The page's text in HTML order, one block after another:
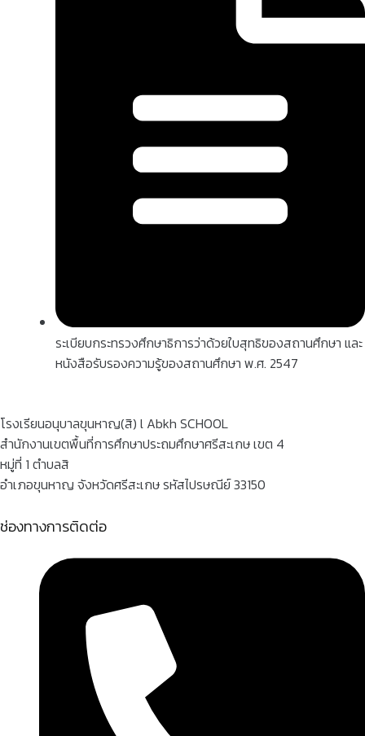
ระเบียบกระทรวงศึกษาธิการว่าด้วยใบสุทธิของสถานศึกษา และ
หนังสือรับรองความรู้ของสถานศึกษา พ.ศ. 2547
โรงเรียนอนุบาลขุนหาญ(สิ) l Abkh SCHOOL
สำนักงานเขตพื้นที่การศึกษาประถมศึกษาศรีสะเกษ เขต 4
หมู่ที่ 1 ตำบลสิ
อำเภอขุนหาญ จังหวัดศรีสะเกษ รหัสไปรษณีย์ 33150
ช่องทางการติดต่อ